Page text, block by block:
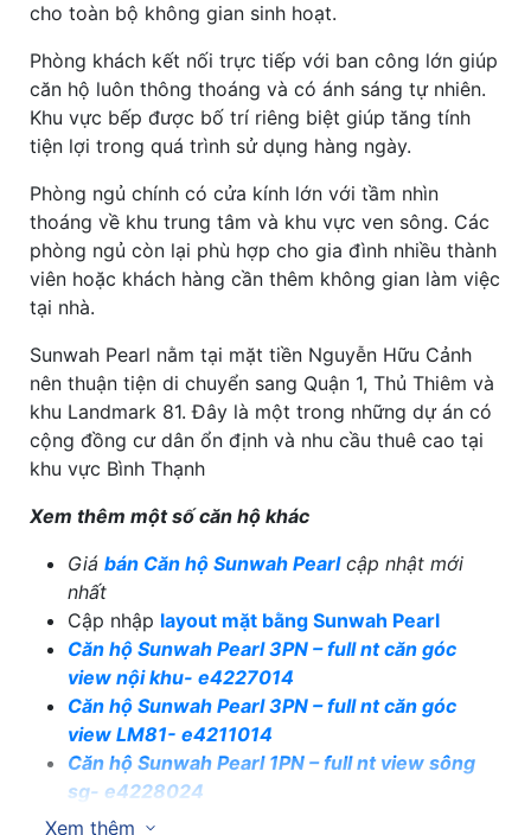
cho toàn bộ không gian sinh hoạt.
Phòng khách kết nối trực tiếp với ban công lớn giúp
căn hộ luôn thông thoáng và có ánh sáng tự nhiên.
Khu vực bếp được bố trí riêng biệt giúp tăng tính
tiện lợi trong quá trình sử dụng hàng ngày.
Phòng ngủ chính có cửa kính lớn với tầm nhìn
thoáng về khu trung tâm và khu vực ven sông. Các
phòng ngủ còn lại phù hợp cho gia đình nhiều thành
viên hoặc khách hàng cần thêm không gian làm việc
tại nhà.
Sunwah Pearl nằm tại mặt tiền Nguyễn Hữu Cảnh
nên thuận tiện di chuyển sang Quận 1, Thủ Thiêm và
khu Landmark 81. Đây là một trong những dự án có
cộng đồng cư dân ổn định và nhu cầu thuê cao tại
khu vực Bình Thạnh
Xem thêm một số căn hộ khác
Giá bán Căn hộ Sunwah Pearlcập nhật mới
nhất
Cập nhập layout mặt bằng Sunwah Pearl
Căn hộ Sunwah Pearl 3PN – full nt căn góc
view nội khu- e4227014
Căn hộ Sunwah Pearl 3PN – full nt căn góc
view LM81- e4211014
Căn hộ Sunwah Pearl 1PN – full nt view sông
sg- e4228024
Căn hộ Sunwah Pearl 1PN – full nt tầng trung
Xem thêm